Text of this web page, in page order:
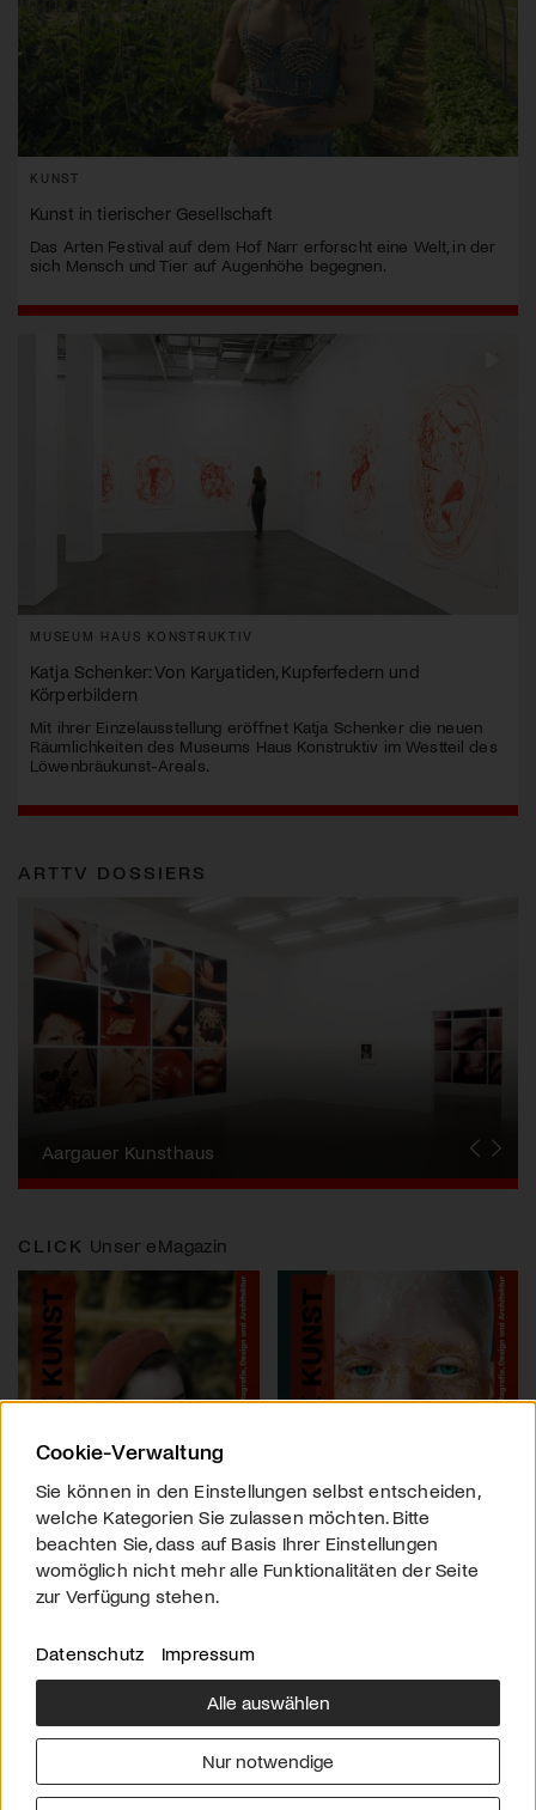
KUNST
Kunst in tierischer Gesellschaft
Das Arten Festival auf dem Hof Narr erforscht eine Welt, in der
sich Mensch und Tier auf Augenhöhe begegnen.
MUSEUM HAUS KONSTRUKTIV
Katja Schenker: Von Karyatiden, Kupferfedern und
Körperbildern
Mit ihrer Einzelausstellung eröffnet Katja Schenker die neuen
Räumlichkeiten des Museums Haus Konstruktiv im Westteil des
Löwenbräukunst-Areals.
ARTTV DOSSIERS
Künstlerin
Aargauer Kunsthaus
Gewerbemuseum Winterthur
Liste Art Fair Basel
Bündner Kunstmuseum
Künstler:innen Portraits
Junge Schweizer Kunst
Vögele Kultur Zentrum
Nidwaldner Museum
Haus für Kunst Uri
CLICK Unser eMagazin
Über uns
Downloads
Werben
Impressum
Cookie-Verwaltung
Sie können in den Einstellungen selbst entscheiden,
welche Kategorien Sie zulassen möchten. Bitte
beachten Sie, dass auf Basis Ihrer Einstellungen
womöglich nicht mehr alle Funktionalitäten der Seite
zur Verfügung stehen.
Datenschutz Impressum
Alle auswählen
Nur notwendige